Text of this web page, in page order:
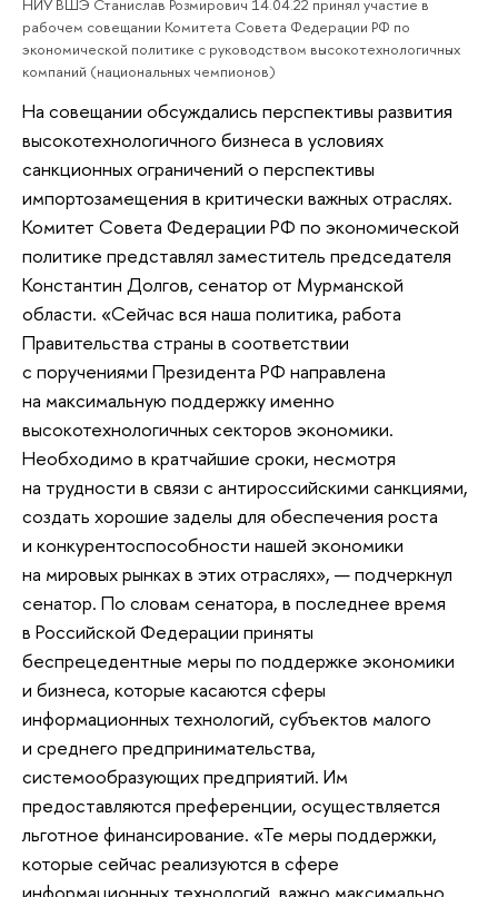
НИУ ВШЭ Станислав Розмирович 14.04.22 принял участие в
рабочем совещании Комитета Совета Федерации РФ по
экономической политике с руководством высокотехнологичных
компаний (национальных чемпионов)
На совещании обсуждались перспективы развития
высокотехнологичного бизнеса в условиях
санкционных ограничений о перспективы
импортозамещения в критически важных отраслях.
Комитет Совета Федерации РФ по экономической
политике представлял заместитель председателя
Константин Долгов, сенатор от Мурманской
области. «Сейчас вся наша политика, работа
Правительства страны в соответствии
с поручениями Президента РФ направлена
на максимальную поддержку именно
высокотехнологичных секторов экономики.
Необходимо в кратчайшие сроки, несмотря
на трудности в связи с антироссийскими санкциями,
создать хорошие заделы для обеспечения роста
и конкурентоспособности нашей экономики
на мировых рынках в этих отраслях», — подчеркнул
сенатор. По словам сенатора, в последнее время
в Российской Федерации приняты
беспрецедентные меры по поддержке экономики
и бизнеса, которые касаются сферы
информационных технологий, субъектов малого
и среднего предпринимательства,
системообразующих предприятий. Им
предоставляются преференции, осуществляется
льготное финансирование. «Те меры поддержки,
которые сейчас реализуются в сфере